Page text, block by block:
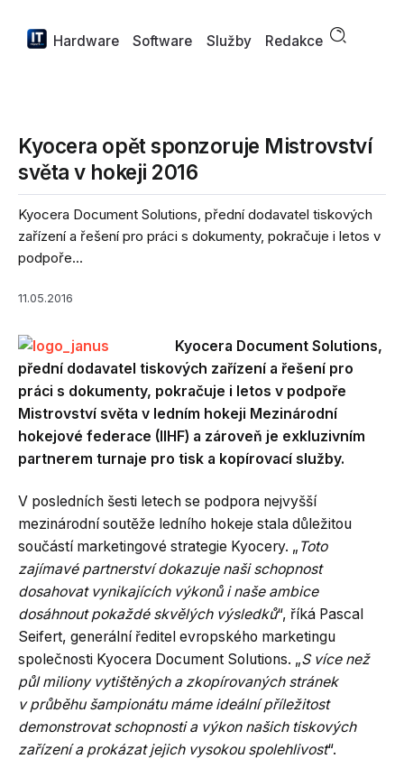
Hardware Software Služby Redakce
Kyocera opět sponzoruje Mistrovství
světa v hokeji 2016
Kyocera Document Solutions, přední dodavatel tiskových
zařízení a řešení pro práci s dokumenty, pokračuje i letos v
podpoře...
11.05.2016
Kyocera Document Solutions,
přední dodavatel tiskových zařízení a řešení pro
práci s dokumenty, pokračuje i letos v podpoře
Mistrovství světa v ledním hokeji Mezinárodní
hokejové federace (IIHF) a zároveň je exkluzivním
partnerem turnaje pro tisk a kopírovací služby.
V posledních šesti letech se podpora nejvyšší
mezinárodní soutěže ledního hokeje stala důležitou
součástí marketingové strategie Kyocery. „ Toto
zajímavé partnerství dokazuje naši schopnost
dosahovat vynikajících výkonů i naše ambice
dosáhnout pokaždé skvělých výsledků“, říká Pascal
Seifert, generální ředitel evropského marketingu
společnosti Kyocera Document Solutions. „S více než
půl miliony vytištěných a zkopírovaných stránek
v průběhu šampionátu máme ideální příležitost
demonstrovat schopnosti a výkon našich tiskových
zařízení a prokázat jejich vysokou spolehlivost“.